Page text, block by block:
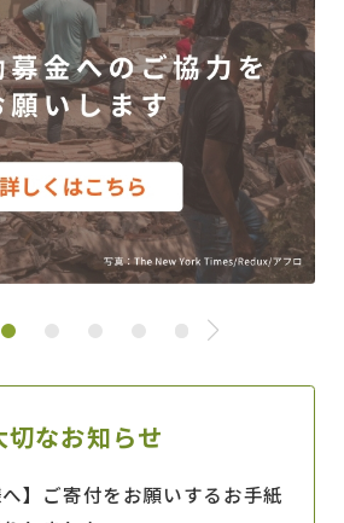
ら
切なお知らせ
】ご寄付をお願いするお手紙